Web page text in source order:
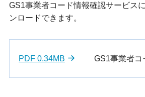
GS1事業者コード情報確認サービス
ンロードできます。
PDF 0.34MB GS1事業者コ